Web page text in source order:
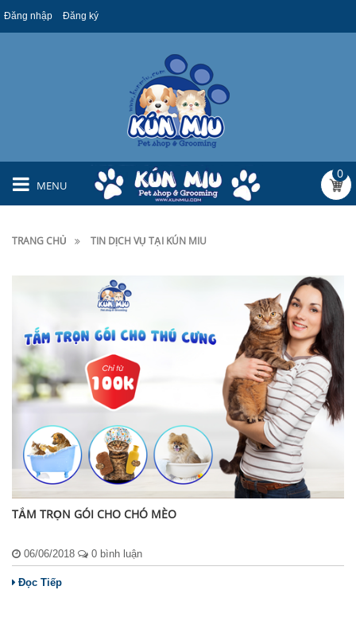
Đăng nhập Đăng ký
MENU
0
TRANG CHỦ TIN DỊCH VỤ TẠI KÚN MIU
TẮM TRỌN GÓI CHO CHÓ MÈO
06/06/2018 0 bình luận
Đọc Tiếp